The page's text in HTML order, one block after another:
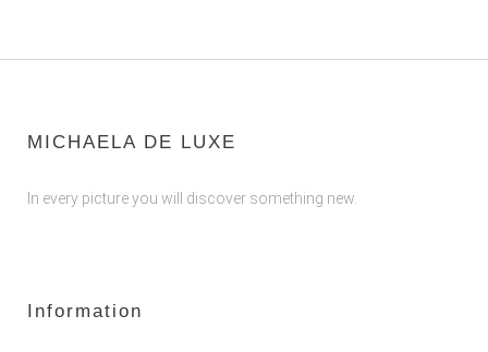
MICHAELA DE LUXE
In every picture you will discover something new.
Information